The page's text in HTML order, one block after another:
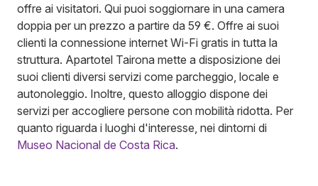
offre ai visitatori. Qui puoi soggiornare in una camera
doppia per un prezzo a partire da 59 €. Offre ai suoi
clienti la connessione internet Wi-Fi gratis in tutta la
struttura. Apartotel Tairona mette a disposizione dei
suoi clienti diversi servizi come parcheggio, locale e
autonoleggio. Inoltre, questo alloggio dispone dei
servizi per accogliere persone con mobilità ridotta. Per
quanto riguarda i luoghi d'interesse, nei dintorni di
Museo Nacional de Costa Rica.